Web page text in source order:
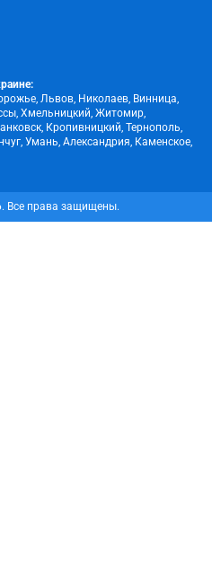
Львов, Николаев, Винница,
Хмельницкий, Житомир,
Кропивницкий, Тернополь,
Умань, Александрия, Каменское,
Все права защищены.